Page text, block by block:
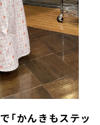
「かんきもステッ